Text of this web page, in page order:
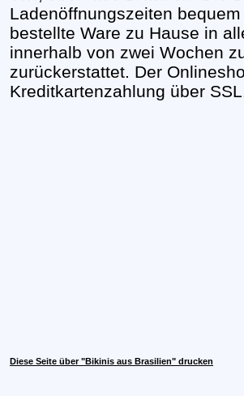
Ladenöffnungszeiten
bestellte Ware zu Hause in
innerhalb von zwei Wochen
zurückerstattet. Der
Kreditkartenzahlung über
Diese Seite über "Bikinis aus Brasilien" drucken